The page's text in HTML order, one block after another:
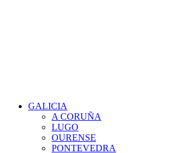
GALICIA
A CORUÑA
LUGO
OURENSE
PONTEVEDRA